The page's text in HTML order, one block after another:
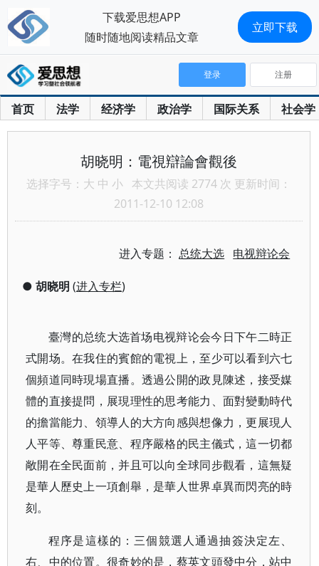
首页 法学 经济学 政治学 国际关系 社会学
登录 注册
胡晓明：電視辯論會觀後
选择字号： 大 中 小 本文共阅读 2774 次 更新时间：
2011-12-10 12:08
进入专题：总统大选 电视辩论会
● 胡晓明 (进入专栏)
臺灣的总统大选首场电视辩论会今日下午二時正
式開场。在我住的賓館的電視上，至少可以看到六七
個頻道同時現場直播。透過公開的政見陳述，接受媒
體的直接提問，展現理性的思考能力、面對變動時代
的擔當能力、領導人的大方向感與想像力，更展現人
人平等、尊重民意、程序嚴格的民主儀式，這一切都
敞開在全民面前，并且可以向全球同步觀看，這無疑
是華人歷史上一項創舉，是華人世界卓異而閃亮的時
刻。
程序是這樣的：三個競選人通過抽簽決定左、
右、中的位置。很奇妙的是，蔡英文頭發中分，站中
下载爱思想APP
随时随地阅读精品文章
立即下载